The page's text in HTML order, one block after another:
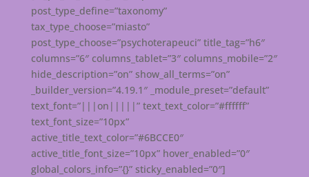
post_type_define=”taxonomy”
tax_type_choose=”miasto”
post_type_choose=”psychoterapeuci” title_tag=”h6″
columns=”6″ columns_tablet=”3″ columns_mobile=”2″
hide_description=”on” show_all_terms=”on”
_builder_version=”4.19.1″ _module_preset=”default”
text_font=”|||on|||||” text_text_color=”#ffffff”
text_font_size=”10px”
active_title_text_color=”#6BCCE0″
active_title_font_size=”10px” hover_enabled=”0″
global_colors_info=”{}” sticky_enabled=”0″]